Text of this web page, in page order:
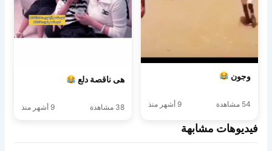
وجون
54 مشاهدة 9 أشهر منذ
هى ناقصة دلع
38 مشاهدة 9 أشهر منذ
فيديوهات مشابهة